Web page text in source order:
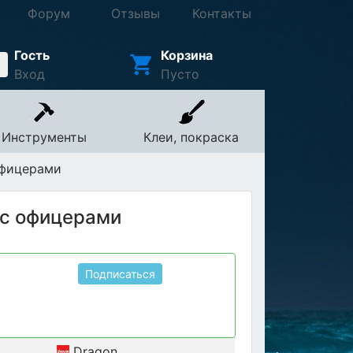
Форум Отзывы Контакты
Гость
Вход
Корзина
Пусто
Инструменты
Клеи, покраска
офицерами
Подписаться